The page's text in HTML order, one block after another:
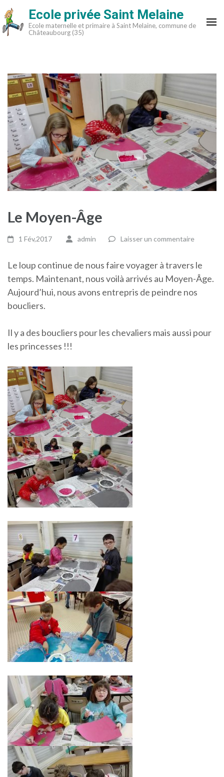
Aller
au
contenu
Ecole privée Saint Melaine
Ecole maternelle et primaire à Saint Melaine, commune de
Châteaubourg (35)
Le Moyen-Âge
1 Fév,2017 admin Laisser un commentaire
Le loup continue de nous faire voyager à travers le
temps. Maintenant, nous voilà arrivés au Moyen-Âge.
Aujourd’hui, nous avons entrepris de peindre nos
boucliers.
Il y a des boucliers pour les chevaliers mais aussi pour
les princesses !!!